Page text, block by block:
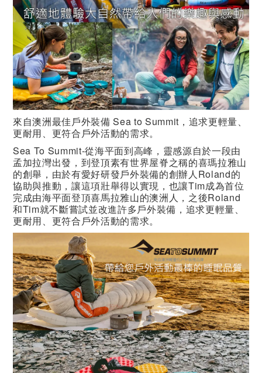
來自澳洲最佳戶外裝備 Sea to Summit，追求更輕量、
更耐用、更符合戶外活動的需求。
Sea To Summit-從海平面到高峰，靈感源自於一段由
孟加拉灣出發，到登頂素有世界屋脊之稱的喜瑪拉雅山
的創舉，由於有愛好研發戶外裝備的創辦人Roland的
協助與推動，讓這項壯舉得以實現，也讓Tim成為首位
完成由海平面登頂喜馬拉雅山的澳洲人，之後Roland
和Tim就不斷嘗試並改進許多戶外裝備，追求更輕量、
更耐用、更符合戶外活動的需求。